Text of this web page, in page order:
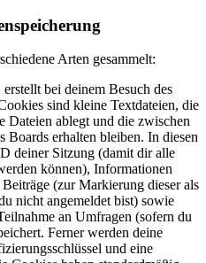
Arten gesammelt:
bei deinem Besuch des
sind kleine Textdateien, die
Dateien ablegt und die zwischen
Boards erhalten bleiben. In diesen
deiner Sitzung (damit dir alle
können), Informationen
(zur Markierung dieser als
nicht angemeldet bist) sowie
an Umfragen (sofern du
Ferner werden deine
und eine